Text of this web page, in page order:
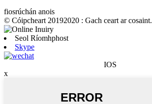
fiosrúchán anois
© Cóipcheart 20192020 : Gach ceart ar cosaint.
Seol Ríomhphost
Skype
IOS
x